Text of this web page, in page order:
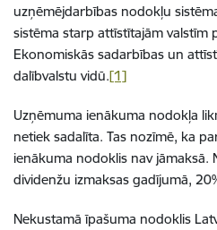
uzņēmējdarbības nodokļu
sistēma starp attīstītajām valstīm
Ekonomiskās sadarbības un
dalībvalstu vidū.[1]
Uzņēmuma ienākuma nodokļa
netiek sadalīta. Tas nozīmē, ka
ienākuma nodoklis nav jāmaksā.
dividenžu izmaksas gadījumā,
Nekustamā īpašuma nodoklis